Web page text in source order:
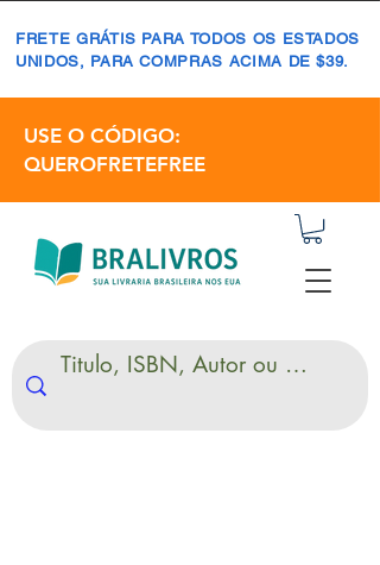
FRETE GRÁTIS PARA TODOS OS ESTADOS
UNIDOS, PARA COMPRAS ACIMA DE $39.
USE O CÓDIGO:
QUEROFRETEFREE